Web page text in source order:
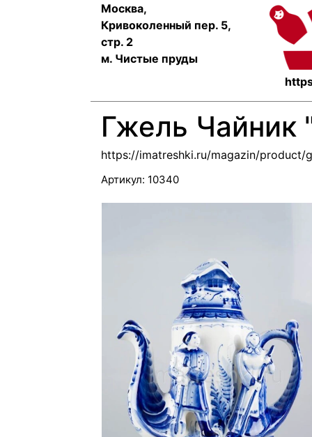
Москва,
Кривоколенный пер. 5,
стр. 2
м. Чистые пруды
Гжель Чайник
https://imatreshki.ru/magazin/product/
Артикул: 10340